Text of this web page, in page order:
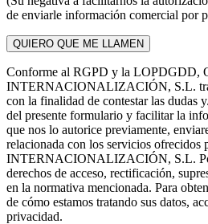
de enviarle información comercial por
Conforme al RGPD y la LOPDGDD,
INTERNACIONALIZACIÓN, S.L.
con la finalidad de contestar las dudas
del presente formulario y facilitar la
que nos lo autorice previamente,
relacionada con los servicios ofrecidos
INTERNACIONALIZACIÓN, S.L.
derechos de acceso, rectificación,
en la normativa mencionada. Para
de cómo estamos tratando sus datos,
privacidad.